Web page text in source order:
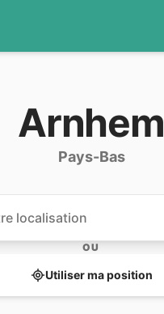
Arnhem
Pays-Bas
OU
Utiliser ma position